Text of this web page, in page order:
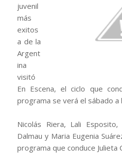
juvenil
más
exitos
a de la
Argent
ina
visitó
En Escena, el ciclo que
programa se verá el sábado a
Nicolás Riera, Lali
Dalmau y Maria Eugenia
programa que conduce Julieta